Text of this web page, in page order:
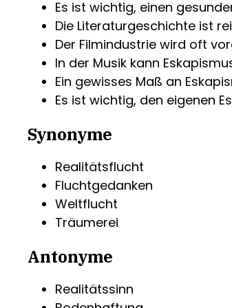
Es ist wichtig, einen
Die Literaturgeschichte ist
Der Filmindustrie wird oft
In der Musik kann
Ein gewisses Maß an
Es ist wichtig, den eigenen
Synonyme
Realitätsflucht
Fluchtgedanken
Weltflucht
Träumerei
Antonyme
Realitätssinn